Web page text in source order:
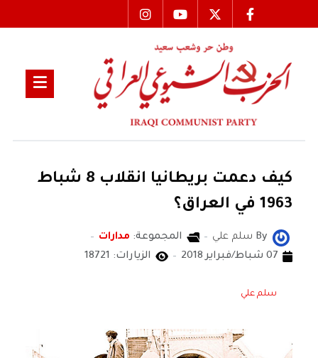
كيف دعمت بريطانيا انقلاب 8 شباط
1963 في العراق؟
By سلم علي المجموعة: مدارات
07 شباط/فبراير 2018
الزيارات: 18721
سلم علي